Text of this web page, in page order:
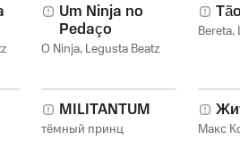
Um Ninja no
Pedaço
O Ninja, Legusta Beatz
Bereta,
MILITANTUM
тёмный принц Макс